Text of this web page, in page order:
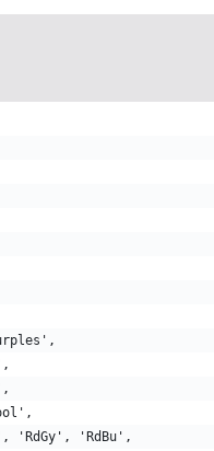
'RdBu',